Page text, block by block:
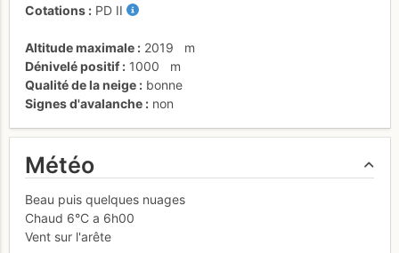
Cotations PD II
Altitude maximale 2019
m
Dénivelé positif
1000
m
Qualité de la neige
bonne
Signes d'avalanche
non
Météo
Beau puis quelques nuages
Chaud 6°C a 6h00
Vent sur l'arête